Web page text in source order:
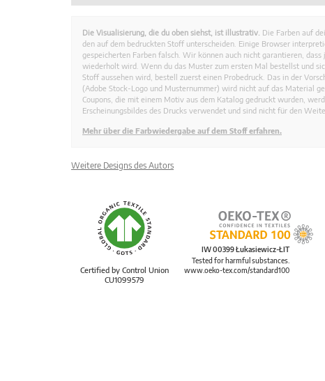
Die Visualisierung, die du oben siehst, ist illustrativ. Die Farben auf
den auf dem bedruckten Stoff unterscheiden. Einige Browser
gespeicherten Farben falsch. Wir können auch nicht garantieren, dass
wiederholt wird. Wenn du das Muster zum ersten Mal bestellst und
Stoff aussehen wird, bestell zuerst einen Probedruck. Das in der
(Adobe Stock-Logo und Musternummer) wird nicht auf das Material
Coupons, die mit einem Motiv aus dem Katalog gedruckt wurden,
Erscheinungsbildes des Drucks verwendet und sind nicht für den
Mehr über die Farbwiedergabe auf dem Stoff erfahren.
Weitere Designs des Autors
Certified by Control Union
CU1099579
IW 00399 Łukasiewicz-ŁIT
Tested for harmful substances.
www.oeko-tex.com/standard100